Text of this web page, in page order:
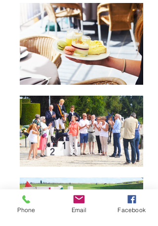
Phone Email Facebook